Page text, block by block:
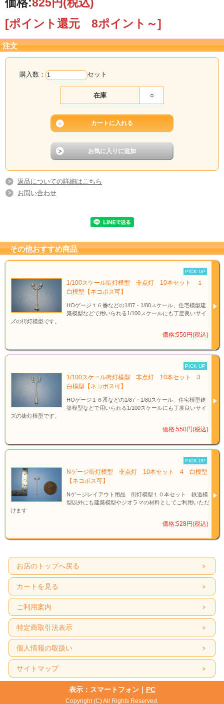
[ポイント還元 8ポイント～]
注文
購入数： セット
在庫 ○
返品についての詳細はこちら
お問い合わせ
その他おすすめ商品
PICK UP
1/100スケール街灯模型 非点灯 10本セット １
白模型【ネコポス可】
HOゲージ１６番などの1/87・1/80スケール、住宅模型建
築模型などで用いられる1/100スケールにも丁度良いサイ
ズの街灯模型です。
価格:550円(税込)
PICK UP
1/100スケール街灯模型 非点灯 10本セット 3
白模型【ネコポス可】
HOゲージ１６番などの1/87・1/80スケール、住宅模型建
築模型などで用いられる1/100スケールにも丁度良いサイ
ズの街灯模型です。
価格:550円(税込)
PICK UP
Nゲージ街灯模型 非点灯 10本セット 4 白模型
【ネコポス可】
Nゲージレイアウト用品 街灯模型１０本セット 鉄道模
型以外にも建築模型やジオラマの材料としてご利用いただ
けます
価格:528円(税込)
お店のトップへ戻る
カートを見る
ご利用案内
特定商取引法表示
個人情報の取扱い
サイトマップ
表示：スマートフォン｜ PC
Copyright (C) All Rights Reserved.